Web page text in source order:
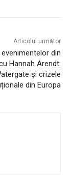
Articolul următor
din
Hannah Arendt:
și crizele
din Europa